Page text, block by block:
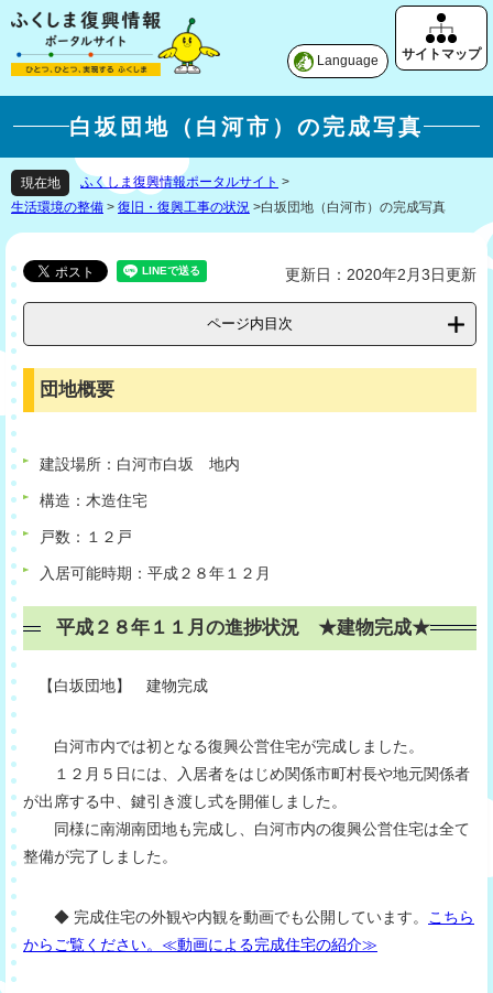
Language
白坂団地（白河市）の完成写真
現在地 ふくしま復興情報ポータルサイト >
生活環境の整備 > 復旧・復興工事の状況 >白坂団地（白河市）の完成写真
更新日：2020年2月3日更新
ページ内目次
団地概要
建設場所：白河市白坂 地内
構造：木造住宅
戸数：１２戸
入居可能時期：平成２８年１２月
平成２８年１１月の進捗状況 ★建物完成★
【白坂団地】 建物完成
白河市内では初となる復興公営住宅が完成しました。
１２月５日には、入居者をはじめ関係市町村長や地元関係者
が出席する中、鍵引き渡し式を開催しました。
同様に南湖南団地も完成し、白河市内の復興公営住宅は全て
整備が完了しました。
◆ 完成住宅の外観や内観を動画でも公開しています。
こちら
からご覧ください。≪動画による完成住宅の紹介≫